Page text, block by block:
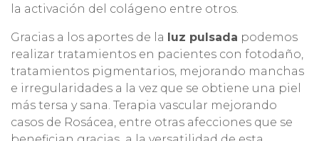
la activación del colágeno entre otros.
Gracias a los aportes de la luz pulsada podemos
realizar tratamientos en pacientes con fotodaño,
tratamientos pigmentarios, mejorando manchas
e irregularidades a la vez que se obtiene una piel
más tersa y sana. Terapia vascular mejorando
casos de Rosácea, entre otras afecciones que se